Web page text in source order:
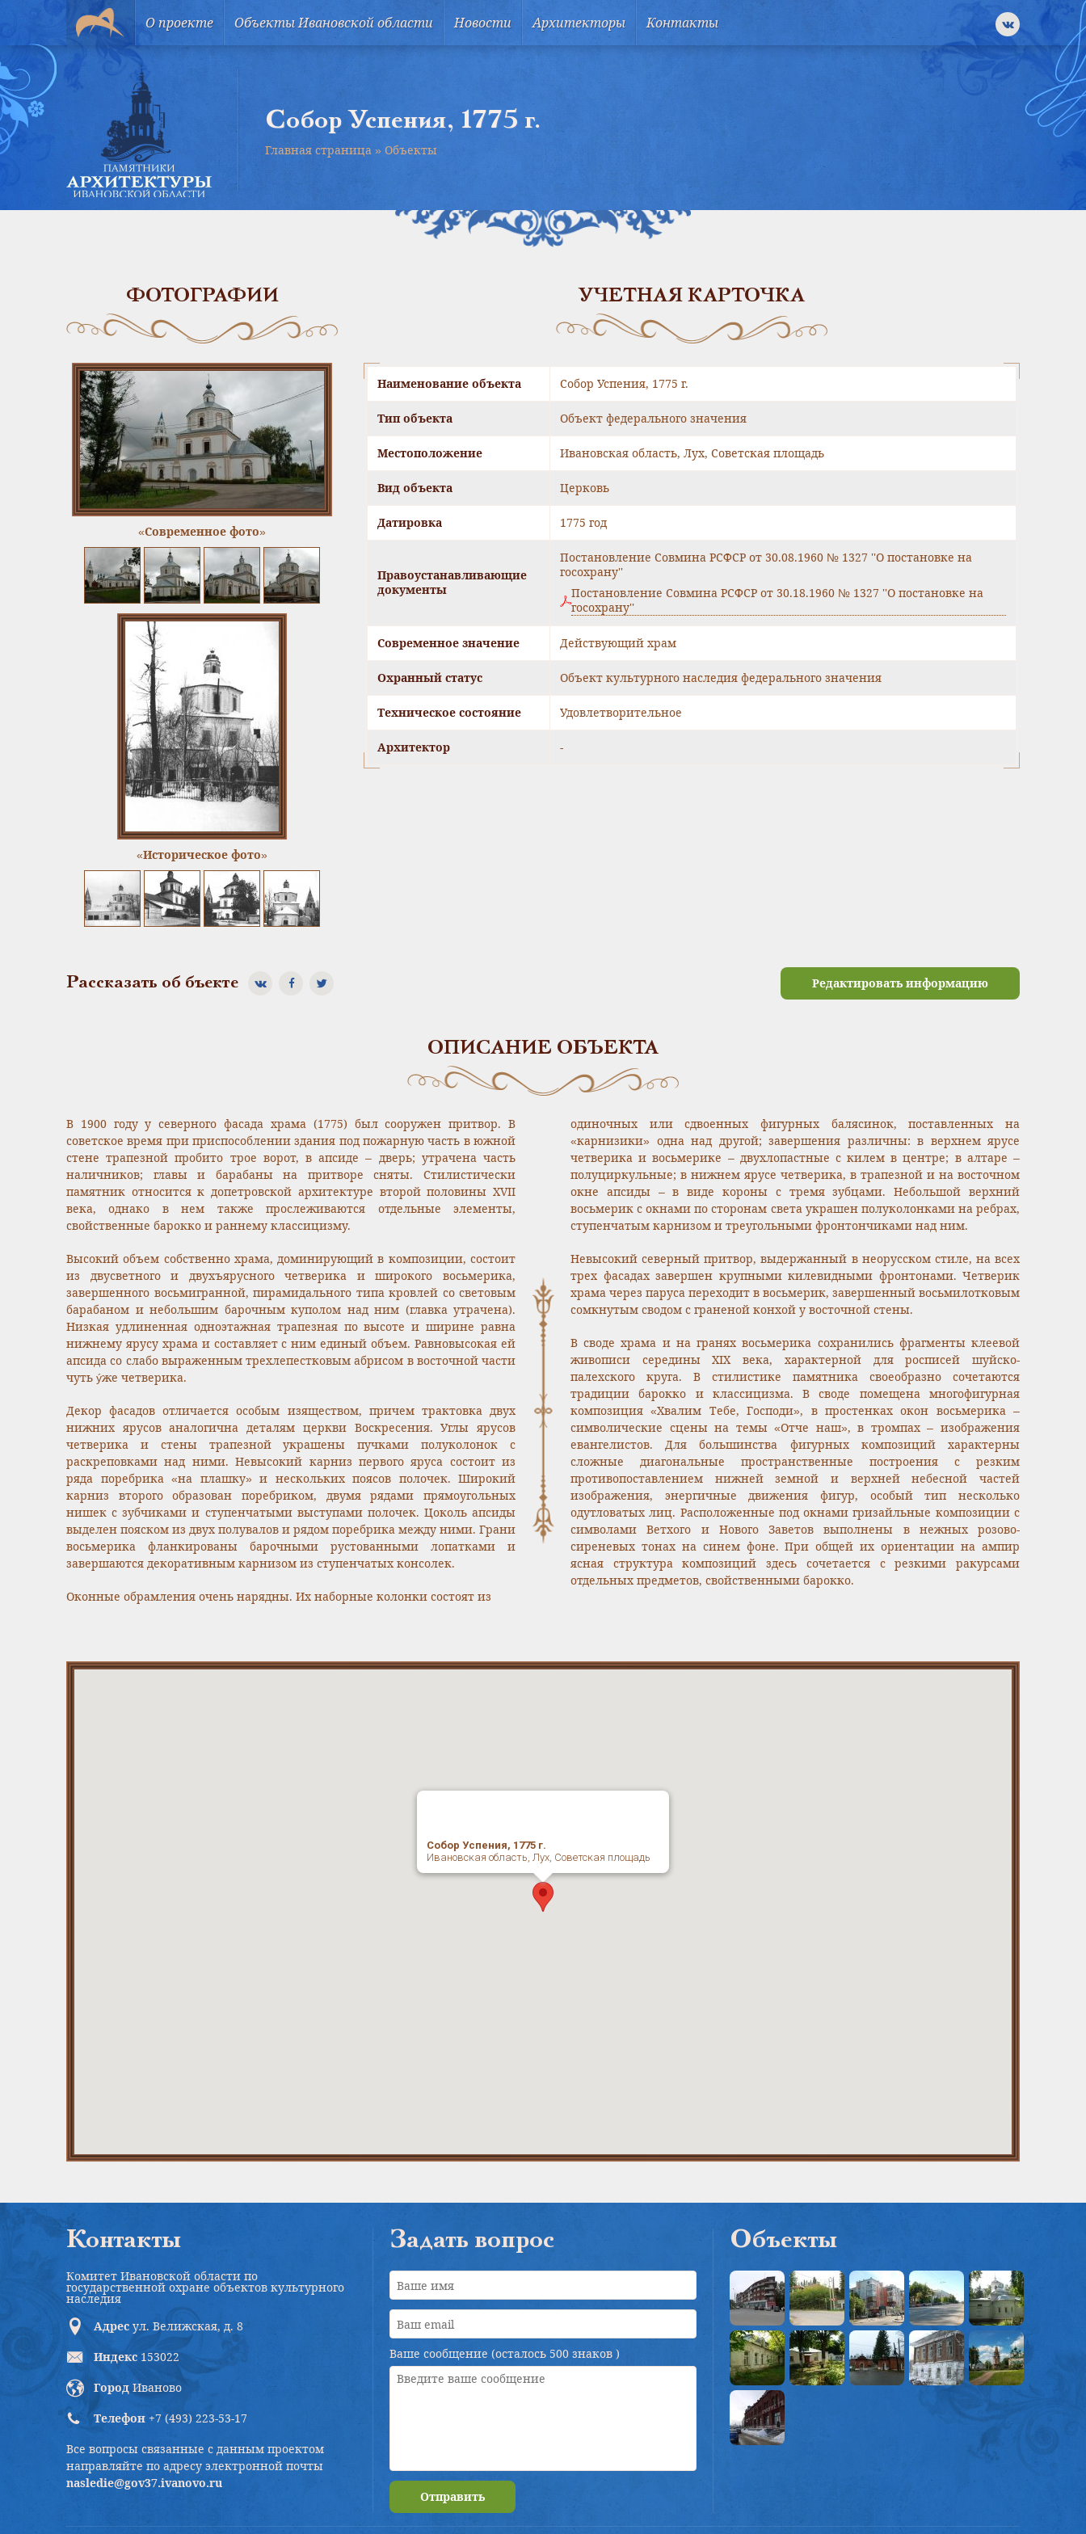
О проекте Объекты Ивановской области Новости Архитекторы Контакты
Собор Успения, 1775 г.
Главная страница » Объекты
ФОТОГРАФИИ
«Современное фото»
«Историческое фото»
УЧЕТНАЯ КАРТОЧКА
Наименование объекта Собор Успения, 1775 г.
Тип объекта Объект федерального значения
Местоположение Ивановская область, Лух, Советская площадь
Вид объекта Церковь
Датировка 1775 год
Правоустанавливающие
документы
Постановление Совмина РСФСР от 30.08.1960 № 1327 ''О постановке на
госохрану''
Постановление Совмина РСФСР от 30.18.1960 № 1327 ''О постановке на
госохрану''
Современное значение Действующий храм
Охранный статус Объект культурного наследия федерального значения
Техническое состояние Удовлетворительное
Архитектор -
Рассказать об бъекте Редактировать информацию
ОПИСАНИЕ ОБЪЕКТА
В 1900 году у северного фасада храма (1775) был сооружен притвор. В
советское время при приспособлении здания под пожарную часть в южной
стене трапезной пробито трое ворот, в апсиде – дверь; утрачена часть
наличников; главы и барабаны на притворе сняты. Стилистически
памятник относится к допетровской архитектуре второй половины XVII
века, однако в нем также прослеживаются отдельные элементы,
свойственные барокко и раннему классицизму.
Высокий объем собственно храма, доминирующий в композиции, состоит
из двусветного и двухъярусного четверика и широкого восьмерика,
завершенного восьмигранной, пирамидального типа кровлей со световым
барабаном и небольшим барочным куполом над ним (главка утрачена).
Низкая удлиненная одноэтажная трапезная по высоте и ширине равна
нижнему ярусу храма и составляет с ним единый объем. Равновысокая ей
апсида со слабо выраженным трехлепестковым абрисом в восточной части
чуть ýже четверика.
Декор фасадов отличается особым изяществом, причем трактовка двух
нижних ярусов аналогична деталям церкви Воскресения. Углы ярусов
четверика и стены трапезной украшены пучками полуколонок с
раскреповками над ними. Невысокий карниз первого яруса состоит из
ряда поребрика «на плашку» и нескольких поясов полочек. Широкий
карниз второго образован поребриком, двумя рядами прямоугольных
нишек с зубчиками и ступенчатыми выступами полочек. Цоколь апсиды
выделен пояском из двух полувалов и рядом поребрика между ними. Грани
восьмерика фланкированы барочными рустованными лопатками и
завершаются декоративным карнизом из ступенчатых консолек.
Оконные обрамления очень нарядны. Их наборные колонки состоят из
одиночных или сдвоенных фигурных балясинок, поставленных на
«карнизики» одна над другой; завершения различны: в верхнем ярусе
четверика и восьмерике – двухлопастные с килем в центре; в алтаре –
полуциркульные; в нижнем ярусе четверика, в трапезной и на восточном
окне апсиды – в виде короны с тремя зубцами. Небольшой верхний
восьмерик с окнами по сторонам света украшен полуколонками на ребрах,
ступенчатым карнизом и треугольными фронтончиками над ним.
Невысокий северный притвор, выдержанный в неорусском стиле, на всех
трех фасадах завершен крупными килевидными фронтонами. Четверик
храма через паруса переходит в восьмерик, завершенный восьмилотковым
сомкнутым сводом с граненой конхой у восточной стены.
В своде храма и на гранях восьмерика сохранились фрагменты клеевой
живописи середины XIX века, характерной для росписей шуйско-
палехского круга. В стилистике памятника своеобразно сочетаются
традиции барокко и классицизма. В своде помещена многофигурная
композиция «Хвалим Тебе, Господи», в простенках окон восьмерика –
символические сцены на темы «Отче наш», в тромпах – изображения
евангелистов. Для большинства фигурных композиций характерны
сложные диагональные пространственные построения с резким
противопоставлением нижней земной и верхней небесной частей
изображения, энергичные движения фигур, особый тип несколько
одутловатых лиц. Расположенные под окнами гризайльные композиции с
символами Ветхого и Нового Заветов выполнены в нежных розово-
сиреневых тонах на синем фоне. При общей их ориентации на ампир
ясная структура композиций здесь сочетается с резкими ракурсами
отдельных предметов, свойственными барокко.
Собор Успения, 1775 г.
Ивановская область, Лух, Советская площадь
Контакты
Комитет Ивановской области по
государственной охране объектов культурного
наследия
Адрес ул. Велижская, д. 8
Индекс 153022
Город Иваново
Телефон +7 (493) 223-53-17
Все вопросы связанные с данным проектом
направляйте по адресу электронной почты
nasledie@gov37.ivanovo.ru
Задать вопрос
Ваше сообщение (осталось 500 знаков )
Отправить
Объекты